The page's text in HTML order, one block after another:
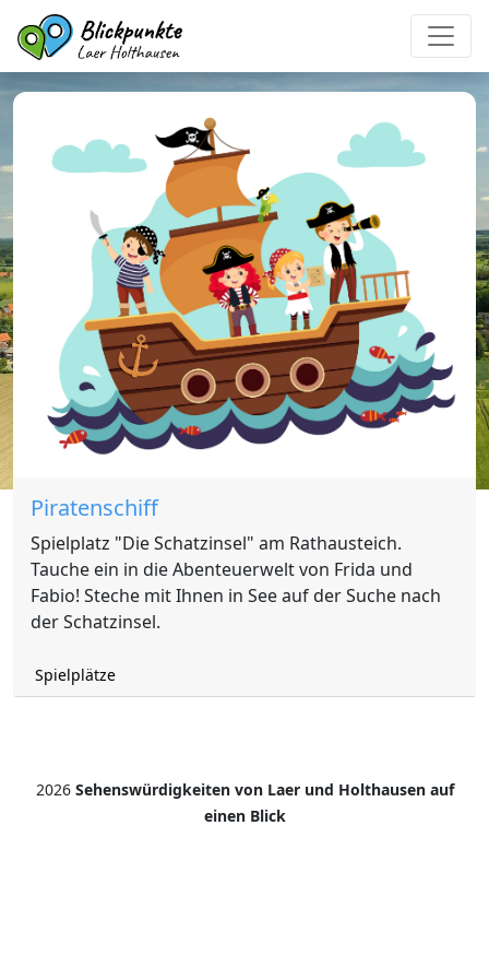
Alle Blickpunkte
Piratenschiff
Spielplatz "Die Schatzinsel" am Rathausteich.
Tauche ein in die Abenteuerwelt von Frida und
Fabio! Steche mit Ihnen in See auf der Suche nach
der Schatzinsel.
Spielplätze
2026 Sehenswürdigkeiten von Laer und Holthausen auf
einen Blick